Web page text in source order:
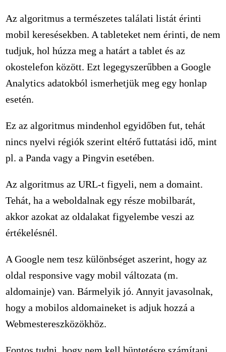
Az algoritmus a természetes találati listát érinti
mobil keresésekben. A tableteket nem érinti, de nem
tudjuk, hol húzza meg a határt a tablet és az
okostelefon között. Ezt legegyszerűbben a Google
Analytics adatokból ismerhetjük meg egy honlap
esetén.
Ez az algoritmus mindenhol egyidőben fut, tehát
nincs nyelvi régiók szerint eltérő futtatási idő, mint
pl. a Panda vagy a Pingvin esetében.
Az algoritmus az URL-t figyeli, nem a domaint.
Tehát, ha a weboldalnak egy része mobilbarát,
akkor azokat az oldalakat figyelembe veszi az
értékelésnél.
A Google nem tesz különbséget aszerint, hogy az
oldal responsive vagy mobil változata (m.
aldomainje) van. Bármelyik jó. Annyit javasolnak,
hogy a mobilos aldomaineket is adjuk hozzá a
Webmestereszközökhöz.
Fontos tudni, hogy nem kell büntetésre számítani,